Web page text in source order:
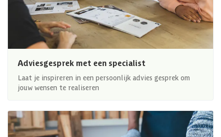
Adviesgesprek met een specialist
Laat je inspireren in een persoonlijk advies gesprek om
jouw wensen te realiseren